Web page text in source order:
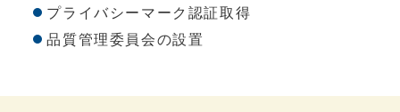
プライバシーマーク認証取得
品質管理委員会の設置